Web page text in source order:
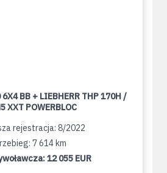
BB + LIEBHERR THP 170H /
XXT POWERBLOC
rejestracja: 8/2022
7 614 km
12 055 EUR